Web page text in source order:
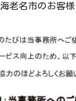
海老名市のお客様